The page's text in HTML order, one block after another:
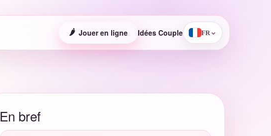
🌶️ Jouer en ligne Idées Couple FR ⌄
En bref